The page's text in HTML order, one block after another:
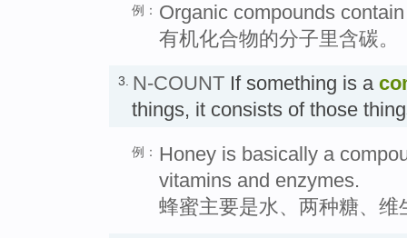
例： Organic compounds
有机化合物的分子里含碳。
3. N-COUNT If something is a
things, it consists of those
例： Honey is basically a
vitamins and enzymes.
蜂蜜主要是水、两种糖、维